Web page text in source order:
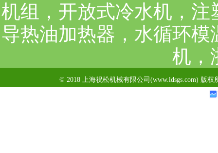
机组，开放式冷水机，
导热油加热器，水循环
机，
© 2018 上海祝松机械有限公司(www.ldsgs.com) 版权